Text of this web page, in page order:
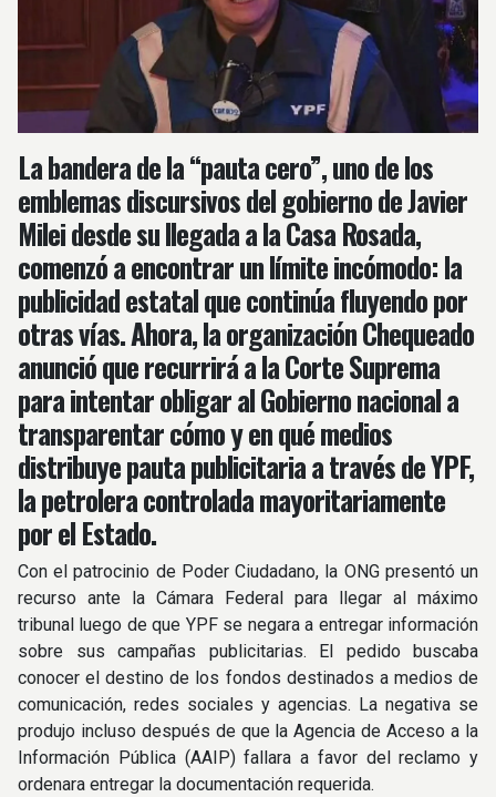
La bandera de la “pauta cero”, uno de los
emblemas discursivos del gobierno de Javier
Milei desde su llegada a la Casa Rosada,
comenzó a encontrar un límite incómodo: la
publicidad estatal que continúa fluyendo por
otras vías. Ahora, la organización Chequeado
anunció que recurrirá a la Corte Suprema
para intentar obligar al Gobierno nacional a
transparentar cómo y en qué medios
distribuye pauta publicitaria a través de YPF,
la petrolera controlada mayoritariamente
por el Estado.
Con el patrocinio de Poder Ciudadano, la ONG presentó un
recurso ante la Cámara Federal para llegar al máximo
tribunal luego de que YPF se negara a entregar información
sobre sus campañas publicitarias. El pedido buscaba
conocer el destino de los fondos destinados a medios de
comunicación, redes sociales y agencias. La negativa se
produjo incluso después de que la Agencia de Acceso a la
Información Pública (AAIP) fallara a favor del reclamo y
ordenara entregar la documentación requerida.